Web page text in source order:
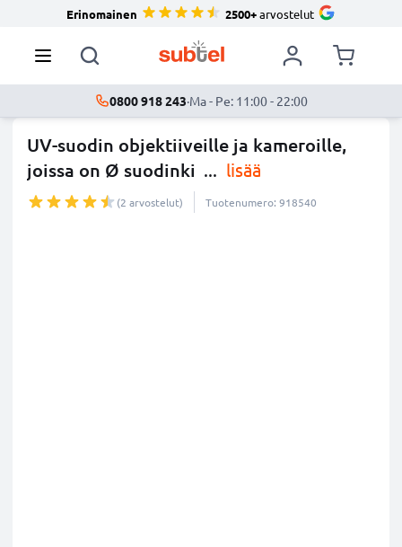
Erinomainen 2500+arvostelut
0800 918 243·Ma - Pe: 11:00 - 22:00
UV-suodin objektiiveille ja kameroille,
joissa on Ø suodinki ... lisää
(2 arvostelut) Tuotenumero: 918540